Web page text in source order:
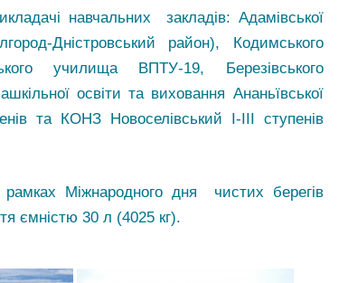
навчальних закладів: Адамівської
Дністровський район), Кодимського
училища ВПТУ-19, Березівського
освіти та виховання Ананьївської
та КОНЗ Новоселівський I-III ступенів
рамках Міжнародного дня чистих берегів
ємністю 30 л (4025 кг).